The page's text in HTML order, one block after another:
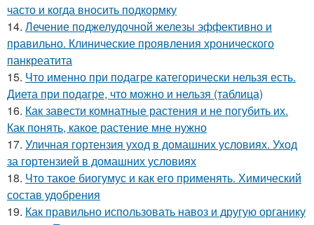
часто и когда вносить подкормку
14. Лечение поджелудочной железы эффективно и
правильно. Клинические проявления хронического
панкреатита
15. Что именно при подагре категорически нельзя есть.
Диета при подагре, что можно и нельзя (таблица)
16. Как завести комнатные растения и не погубить их.
Как понять, какое растение мне нужно
17. Уличная гортензия уход в домашних условиях. Уход
за гортензией в домашних условиях
18. Что такое биогумус и как его применять. Химический
состав удобрения
19. Как правильно использовать навоз и другую органику